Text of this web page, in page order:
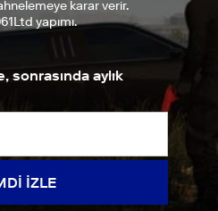
karar verir.
yapımı.
sonrasında aylık
IZLE